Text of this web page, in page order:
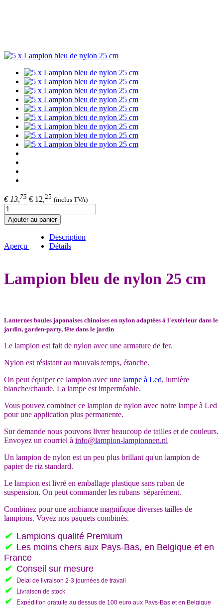
€ 13, 75 € 12,25 (inclus TVA)
Ajouter au panier
Aperçu
Description
Détails
Lampion bleu de nylon 25 cm
Lanternes boules japonaises chinoises en nylon adaptées à l'extérieur dans le
jardin, garden-party, fête dans le jardin
Le lampion est fait de nylon avec une armature de fer.
Nylon est résistant au mauvais temps, étanche.
On peut équiper ce lampion avec une lampe à Led, lumière
blanche/chaude. La lampe est imperméable.
Vous pouvez combiner ce lampion de nylon avec notre lampe à Led
pour une application plus permanente.
Sur demande nous pouvons livrer beaucoup de tailles et de couleurs.
Envoyez un courriel à info@lampion-lampionnen.nl
Un lampion de nylon est un peu plus brillant qu'un lampion de
papier de riz standard.
Le lampion est livré en emballage plastique sans ruban de
suspension. On peut commander les rubans séparément.
Combinez pour une ambiance magnifique diverses tailles de
lampions. Voyez nos paquets combinés.
✔ Lampions qualité Premium
✔ Les moins chers aux Pays-Bas, en Belgique et en
France
✔ Conseil sur mesure
✔
Del ai de livraison 2-3 journées de travail
✔ ivraison de stock
✔ Expédition gratuite au dessus de 100 euro aux Pays-Bas et en Belgique